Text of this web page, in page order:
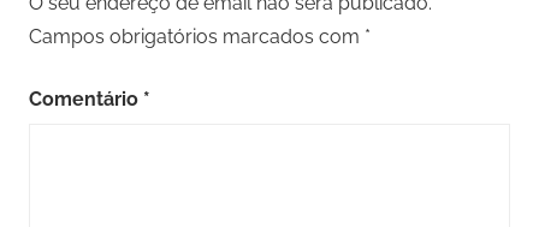
Campos obrigatórios marcados com *
Comentário *